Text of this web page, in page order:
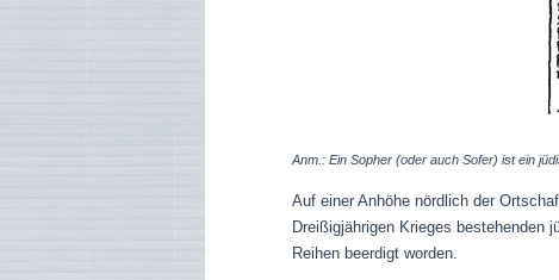
Anm.: Ein Sopher (oder auch Sofer) ist ein
Auf einer Anhöhe nördlich der
Dreißigjährigen Krieges bestehenden
Reihen beerdigt worden.